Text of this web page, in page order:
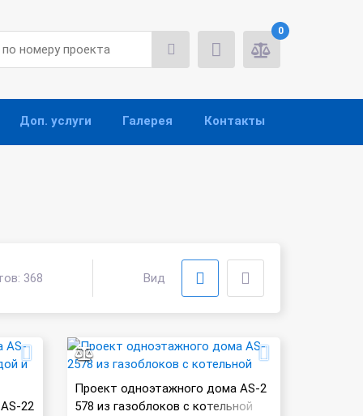
0
Доп. услуги Галерея Контакты
368 Вид
22
Проект одноэтажного дома AS-2
578 из газоблоков с котельной